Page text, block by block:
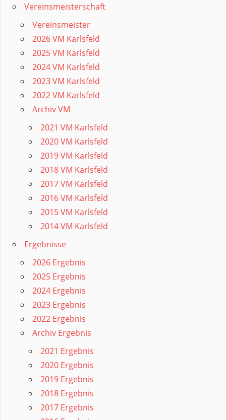
Vereinsmeisterschaft
Vereinsmeister
2026 VM Karlsfeld
2025 VM Karlsfeld
2024 VM Karlsfeld
2023 VM Karlsfeld
2022 VM Karlsfeld
Archiv VM
2021 VM Karlsfeld
2020 VM Karlsfeld
2019 VM Karlsfeld
2018 VM Karlsfeld
2017 VM Karlsfeld
2016 VM Karlsfeld
2015 VM Karlsfeld
2014 VM Karlsfeld
Ergebnisse
2026 Ergebnis
2025 Ergebnis
2024 Ergebnis
2023 Ergebnis
2022 Ergebnis
Archiv Ergebnis
2021 Ergebnis
2020 Ergebnis
2019 Ergebnis
2018 Ergebnis
2017 Ergebnis